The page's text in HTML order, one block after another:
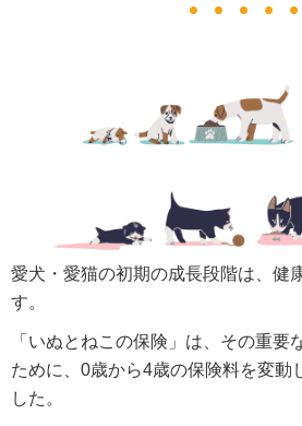
愛犬・愛猫の初期の成長段階は、健
す。
「いぬとねこの保険」は、その重要
ために、0歳から4歳の保険料を変動
した。